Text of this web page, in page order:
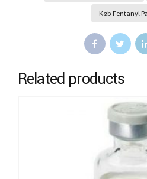
Køb Fentanyl
Related products